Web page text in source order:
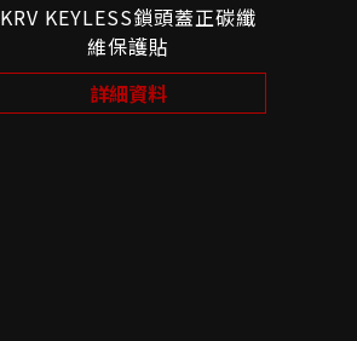
KRV KEYLESS鎖頭蓋正碳纖
維保護貼
詳細資料